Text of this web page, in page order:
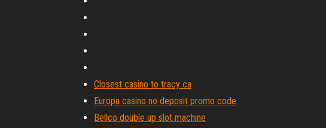
Closest casino to tracy ca
Europa casino no deposit promo code
Bellco double up slot machine